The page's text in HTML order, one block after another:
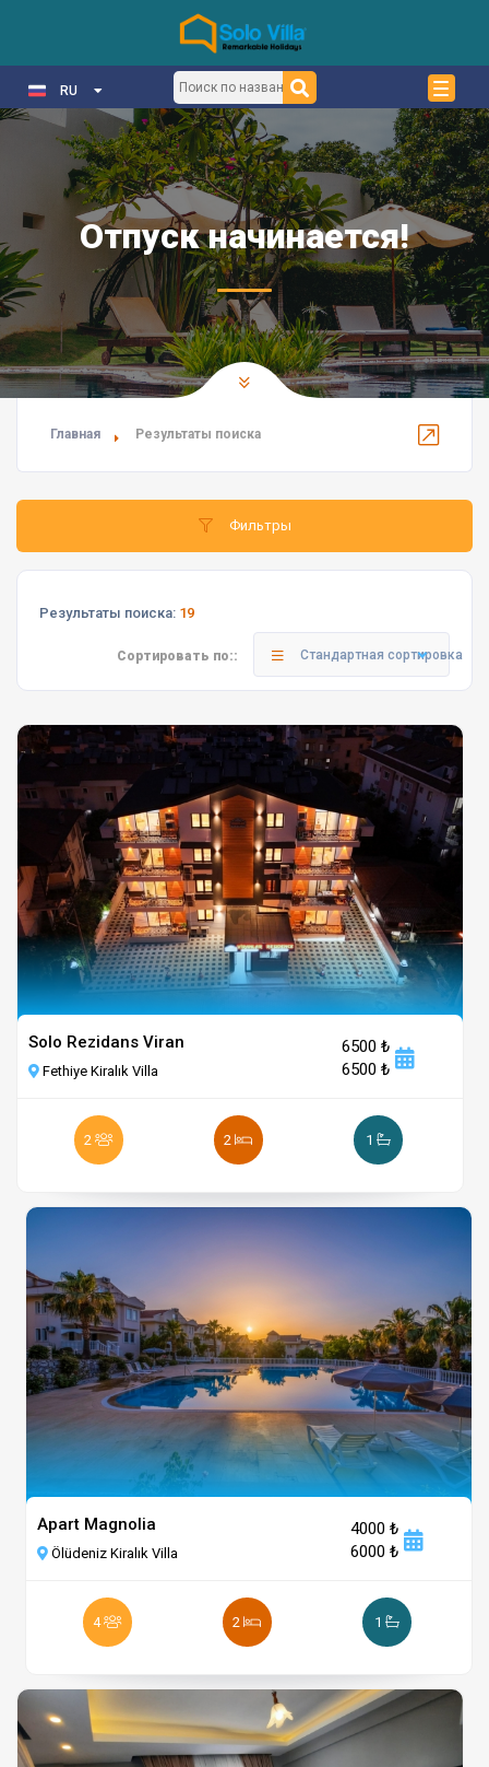
RU
Отпуск начинается!
Главная Результаты поиска
Фильтры
Результаты поиска: 19
Сортировать по:: Стандартная сортировка
Solo Rezidans Viran
Fethiye Kiralık Villa
6500 ₺
6500 ₺
2 2 1
Apart Magnolia
Ölüdeniz Kiralık Villa
4000 ₺
6000 ₺
4 2 1